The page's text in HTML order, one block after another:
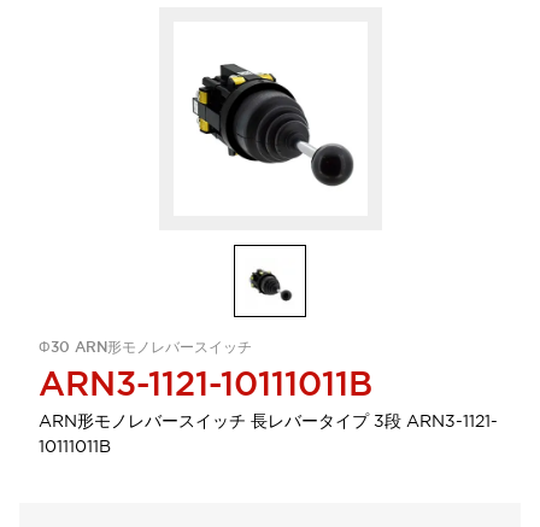
Φ30 ARN形モノレバースイッチ
ARN3-1121-10111011B
ARN形モノレバースイッチ 長レバータイプ 3段 ARN3-1121-
10111011B